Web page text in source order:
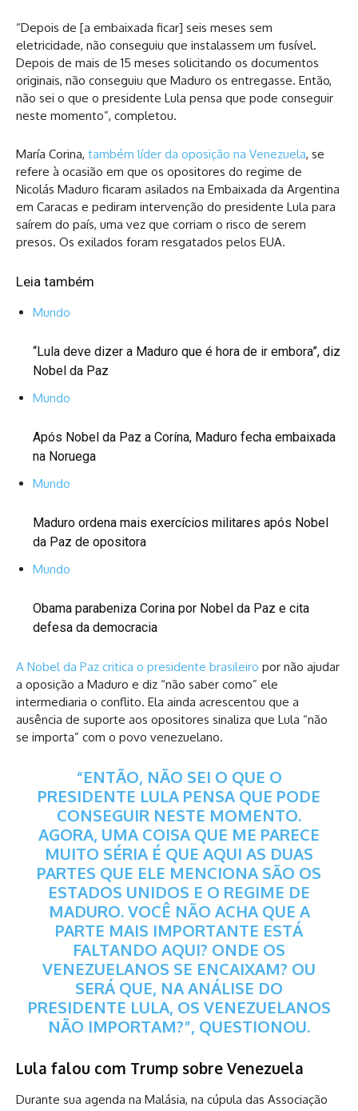
“Depois de [a embaixada ficar] seis meses sem
eletricidade, não conseguiu que instalassem um fusível.
Depois de mais de 15 meses solicitando os documentos
originais, não conseguiu que Maduro os entregasse. Então,
não sei o que o presidente Lula pensa que pode conseguir
neste momento”, completou.
María Corina, também líder da oposição na Venezuela, se
refere à ocasião em que os opositores do regime de
Nicolás Maduro ficaram asilados na Embaixada da Argentina
em Caracas e pediram intervenção do presidente Lula para
saírem do país, uma vez que corriam o risco de serem
presos. Os exilados foram resgatados pelos EUA.
Leia também
Mundo
“Lula deve dizer a Maduro que é hora de ir embora”, diz
Nobel da Paz
Mundo
Após Nobel da Paz a Corína, Maduro fecha embaixada
na Noruega
Mundo
Maduro ordena mais exercícios militares após Nobel
da Paz de opositora
Mundo
Obama parabeniza Corina por Nobel da Paz e cita
defesa da democracia
A Nobel da Paz critica o presidente brasileiro por não ajudar
a oposição a Maduro e diz “não saber como” ele
intermediaria o conflito. Ela ainda acrescentou que a
ausência de suporte aos opositores sinaliza que Lula “não
se importa” com o povo venezuelano.
“ENTÃO, NÃO SEI O QUE O
PRESIDENTE LULA PENSA QUE PODE
CONSEGUIR NESTE MOMENTO.
AGORA, UMA COISA QUE ME PARECE
MUITO SÉRIA É QUE AQUI AS DUAS
PARTES QUE ELE MENCIONA SÃO OS
ESTADOS UNIDOS E O REGIME DE
MADURO. VOCÊ NÃO ACHA QUE A
PARTE MAIS IMPORTANTE ESTÁ
FALTANDO AQUI? ONDE OS
VENEZUELANOS SE ENCAIXAM? OU
SERÁ QUE, NA ANÁLISE DO
PRESIDENTE LULA, OS VENEZUELANOS
NÃO IMPORTAM?”, QUESTIONOU.
Lula falou com Trump sobre Venezuela
Durante sua agenda na Malásia, na cúpula das Associação